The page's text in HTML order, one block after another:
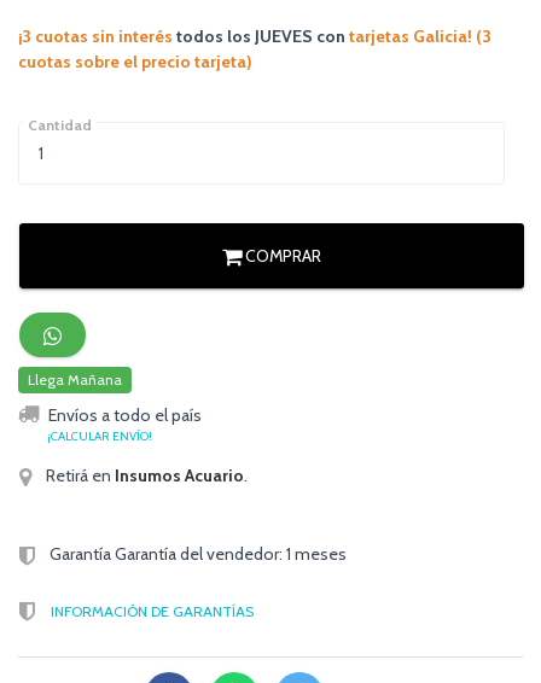
¡3 cuotas sin interés todos los JUEVES con tarjetas Galicia! (3
cuotas sobre el precio tarjeta)
Cantidad
COMPRAR
Llega Mañana
Envíos a todo el país
¡CALCULAR ENVÍO!
Retirá en Insumos Acuario.
Garantía Garantía del vendedor: 1 meses
INFORMACIÓN DE GARANTÍAS